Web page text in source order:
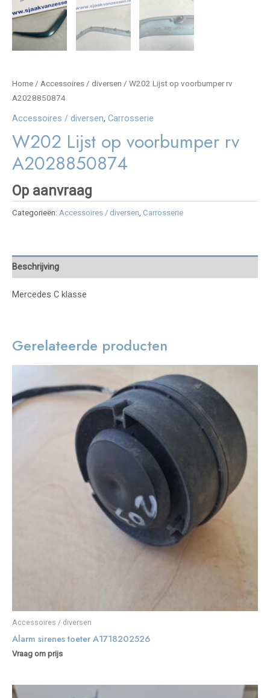
Home / Accessoires / diversen / W202 Lijst op voorbumper rv
A2028850874
Accessoires / diversen, Carrosserie
W202 Lijst op voorbumper rv
A2028850874
Op aanvraag
Categorieën: Accessoires / diversen Carrosserie
Beschrijving
Mercedes C klasse
Gerelateerde producten
Accessoires / diversen
Alarm sirenes toeter A1718202526
Vraag om prijs